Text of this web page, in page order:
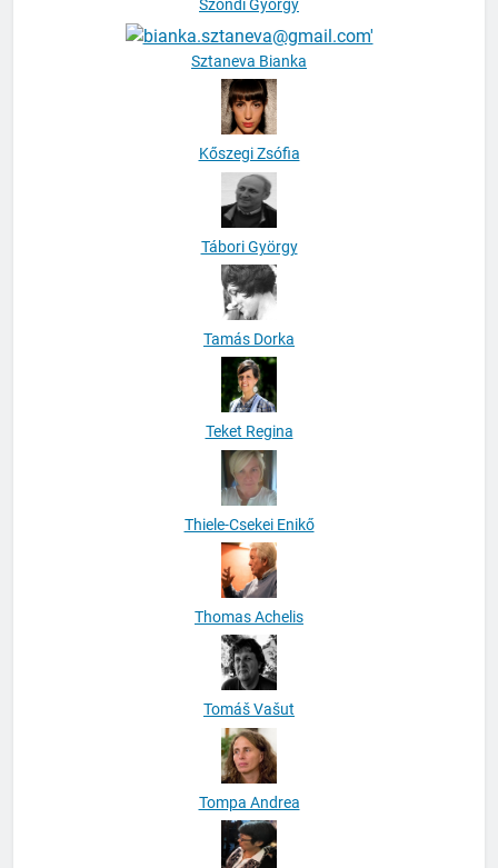
Kőszegi Zsófia
Tábori György
Tamás Dorka
Teket Regina
Thiele-Csekei Enikő
Thomas Achelis
Tomáš Vašut
Tompa Andrea
Tony Wu